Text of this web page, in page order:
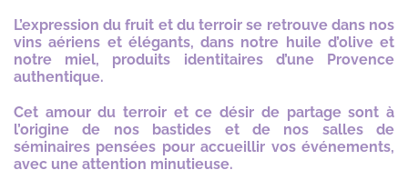
L’expression du fruit et du terroir se retrouve dans nos
vins aériens et élégants, dans notre huile d’olive et
notre miel, produits identitaires d’une Provence
authentique.
Cet amour du terroir et ce désir de partage sont à
l’origine de nos bastides et de nos salles de
séminaires pensées pour accueillir vos événements,
avec une attention minutieuse.